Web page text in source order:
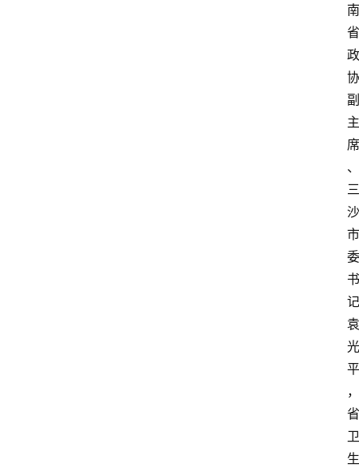
南
省
政
协
副
主
席
、
三
沙
市
委
书
记
袁
光
平
，
省
卫
生